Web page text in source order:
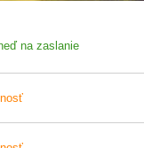
na zaslanie